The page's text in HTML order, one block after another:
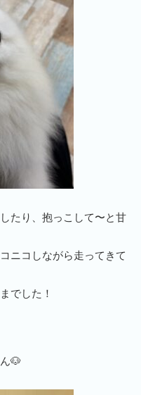
たり、抱っこして〜と甘
ニコしながら走ってきて
でした！
🐶